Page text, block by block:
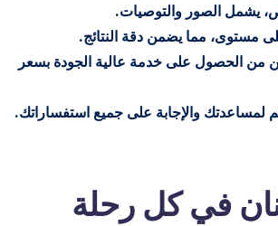
يشمل الصور والتوصيات.
مستوى، مما يضمن دقة النتائج.
من الحصول على خدمة عالية الجودة بسعر
والإجابة على جميع استفساراتك.
في كل رحلة